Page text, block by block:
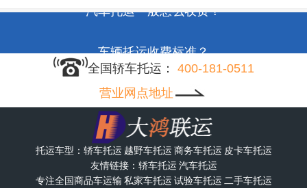
小轿车长途托运价格表？
托运轿车需要什么流程？
全国轿车托运：
400-181-0511
营业网点地址
托运车型： 轿车托运 越野车托运 商务车托运 皮卡车托运
友情链接： 轿车托运 汽车托运
专注全国商品车运输 私家车托运 试验车托运 二手车托运